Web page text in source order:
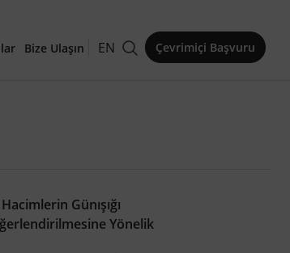
Bize Ulaşın EN Çevrimiçi Başvuru
Günışığı
Yönelik